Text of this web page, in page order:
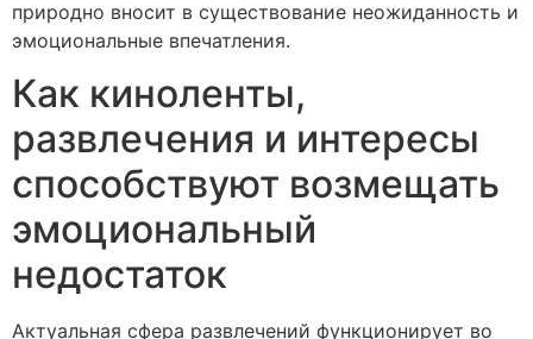
природно вносит в существование неожиданность и
эмоциональные впечатления.
Как киноленты,
развлечения и интересы
способствуют возмещать
эмоциональный
недостаток
Актуальная сфера развлечений функционирует во